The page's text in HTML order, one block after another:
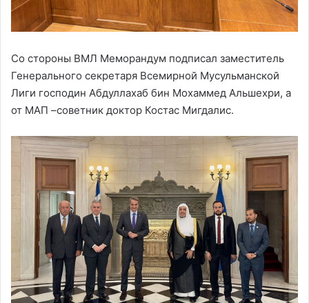
Со стороны ВМЛ Меморандум подписал заместитель
Генерального секретаря Всемирной Мусульманской
Лиги господин Абдуллахаб бин Мохаммед Альшехри, а
от МАП –советник доктор Костас Мигдалис.